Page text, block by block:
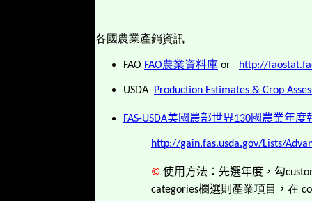
各國農業產銷資訊
FAO FAO農業資料庫 or http://
USDA Production Estimates & Crop
FAS-USDA美國農部世界130國農業年度
http://gain.fas.usda.gov/Lists/
© 使用方法：先選年度，勾
categories欄選則產業項目 ， 在